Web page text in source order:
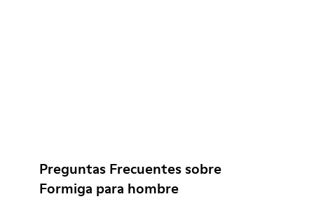
Preguntas Frecuentes sobre
Formiga para hombre